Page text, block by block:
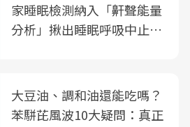
家睡眠檢測納入「鼾聲能量
分析」揪出睡眠呼吸中止症
大豆油、調和油還能吃嗎？
苯駢芘風波10大疑問：真正